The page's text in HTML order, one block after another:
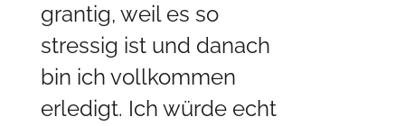
grantig, weil es so
stressig ist und danach
bin ich vollkommen
erledigt. Ich würde echt